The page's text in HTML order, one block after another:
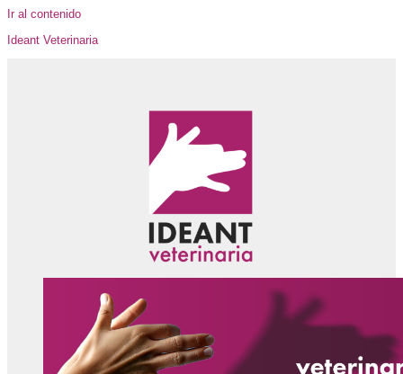
Ir al contenido
Ideant Veterinaria